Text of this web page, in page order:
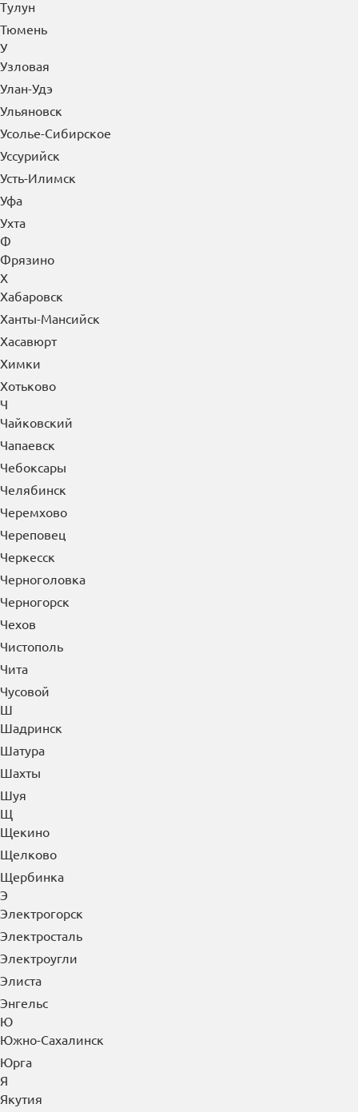
Тулун
Тюмень
У
Узловая
Улан-Удэ
Ульяновск
Усолье-Сибирское
Уссурийск
Усть-Илимск
Уфа
Ухта
Ф
Фрязино
Х
Хабаровск
Ханты-Мансийск
Хасавюрт
Химки
Хотьково
Ч
Чайковский
Чапаевск
Чебоксары
Челябинск
Черемхово
Череповец
Черкесск
Черноголовка
Черногорск
Чехов
Чистополь
Чита
Чусовой
Ш
Шадринск
Шатура
Шахты
Шуя
Щ
Щекино
Щелково
Щербинка
Э
Электрогорск
Электросталь
Электроугли
Элиста
Энгельс
Ю
Южно-Сахалинск
Юрга
Я
Якутия